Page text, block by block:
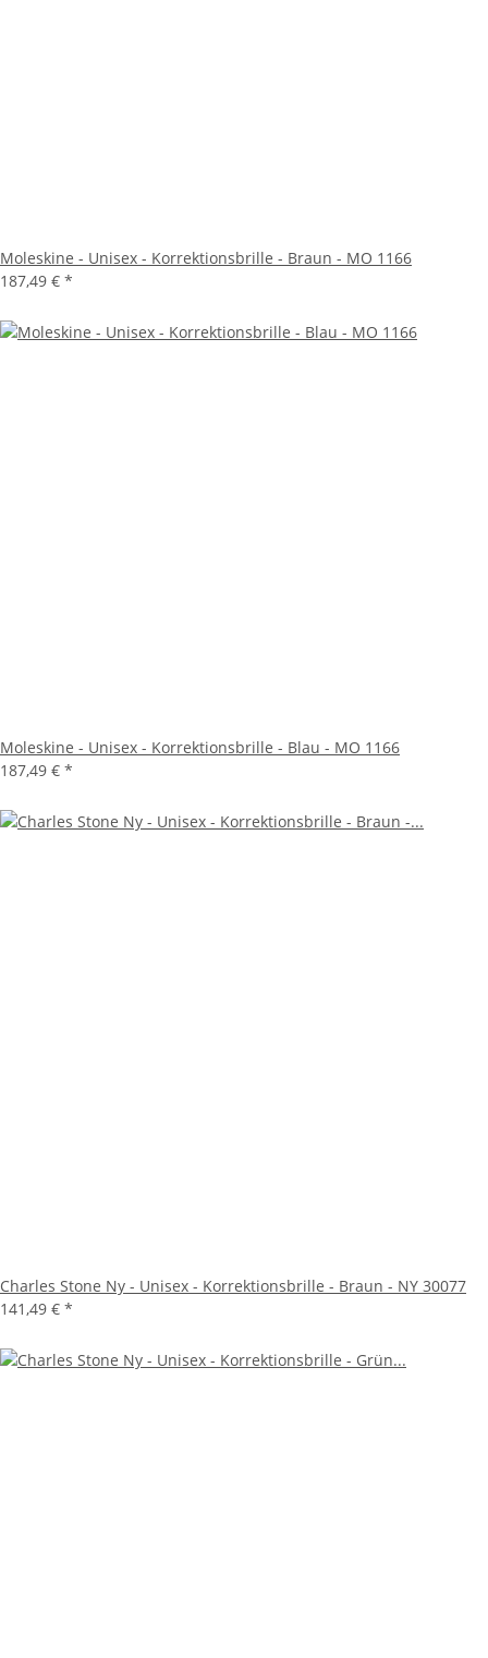
Moleskine - Unisex - Korrektionsbrille - Braun - MO 1166
187,49 € *
Moleskine - Unisex - Korrektionsbrille - Blau - MO 1166
187,49 € *
Charles Stone Ny - Unisex - Korrektionsbrille - Braun - NY 30077
141,49 € *